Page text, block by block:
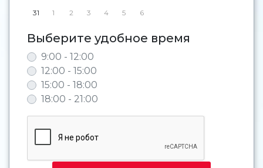
31
1 2 3 4 5 6
Выберите удобное время
9:00 - 12:00
12:00 - 15:00
15:00 - 18:00
18:00 - 21:00